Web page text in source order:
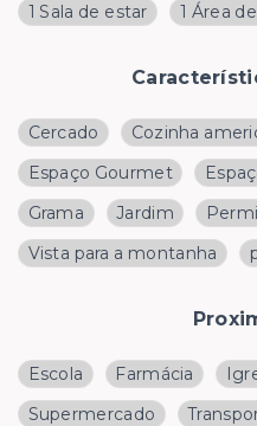
1 Sala de estar
1 Área
Cercado Cozinha
Espaço Gourmet
Grama
Jardim
Vista para a montanha
Escola Farmácia
Supermercado